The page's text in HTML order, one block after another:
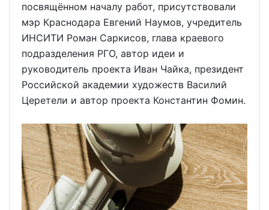
посвящённом началу работ, присутствовали
мэр Краснодара Евгений Наумов, учредитель
ИНСИТИ Роман Саркисов, глава краевого
подразделения РГО, автор идеи и
руководитель проекта Иван Чайка, президент
Российской академии художеств Василий
Церетели и автор проекта Константин Фомин.